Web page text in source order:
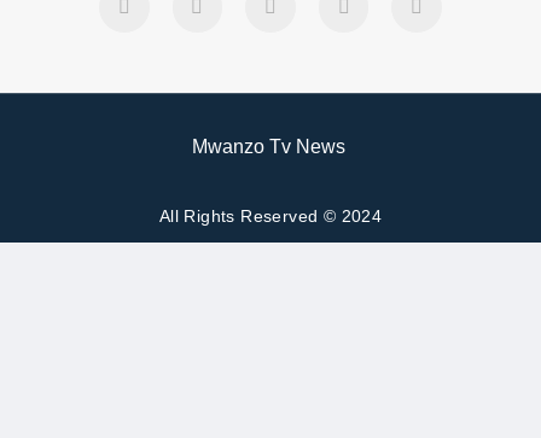
Mwanzo Tv News
All Rights Reserved © 2024